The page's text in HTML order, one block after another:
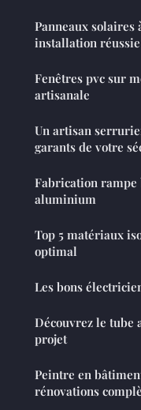
Panneaux solaires
installation réussie
Fenêtres pvc sur
artisanale
Un artisan
garants de votre
Fabrication rampe
aluminium
Top 5 matériaux
optimal
Les bons
Découvrez le tube
projet
Peintre en
rénovations